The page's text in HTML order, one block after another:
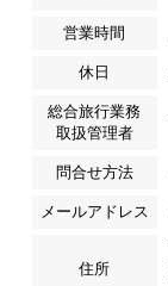
営業時間
休日
総合旅行業務
取扱管理者
問合せ方法
メールアドレス
住所